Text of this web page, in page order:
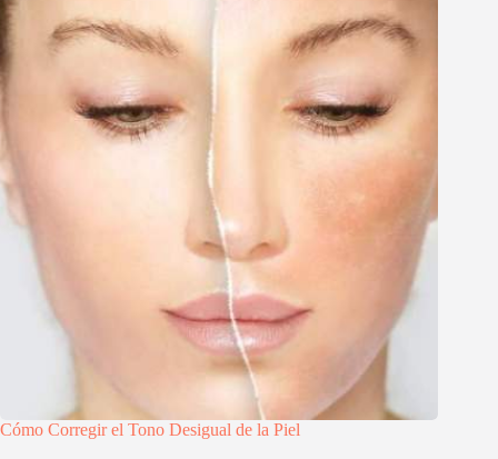
Cómo Corregir el Tono Desigual de la Piel